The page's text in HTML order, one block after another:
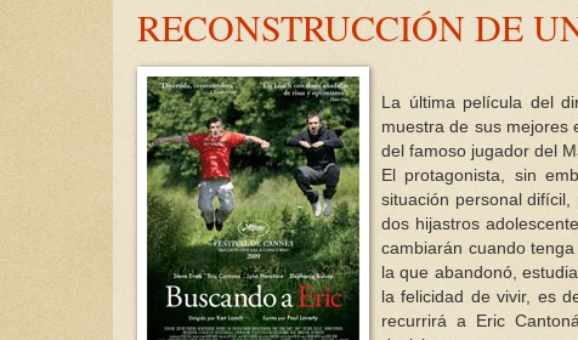
RECONSTRUCCIÓN DE
La última película del
muestra de sus mejores
del famoso jugador del
El protagonista, sin
situación personal
dos hijastros
cambiarán cuando
la que abandonó,
la felicidad de vivir, es
recurrirá a Eric